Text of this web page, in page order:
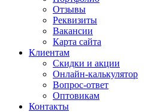
Отзывы
Реквизиты
Вакансии
Карта сайта
Клиентам
Скидки и акции
Онлайн-калькулятор
Вопрос-ответ
Оптовикам
Контакты